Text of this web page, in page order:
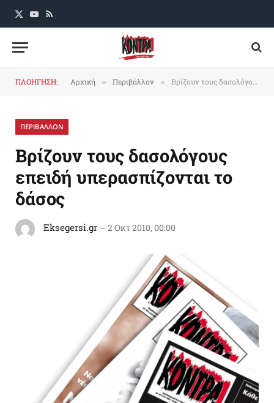
X
YouTube
RSS
ΠΛΟΗΓΗΣΗ: Αρχική » Περιβάλλον » Βρίζουν τους δασολόγους επειδή υπερασπίζονται το δάσος
ΠΕΡΙΒΑΛΛΟΝ
Βρίζουν τους δασολόγους
επειδή υπερασπίζονται το
δάσος
Eksegersi.gr 2 Οκτ 2010, 00:00